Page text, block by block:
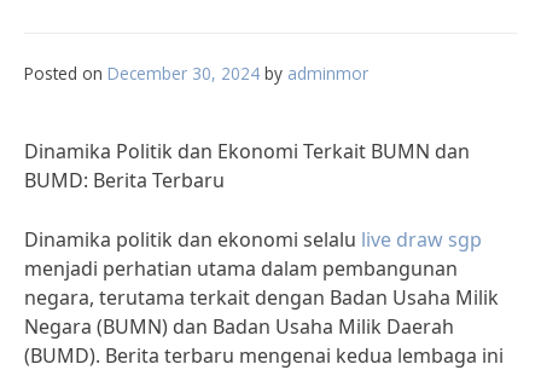
Posted on December 30, 2024 by adminmor
Dinamika Politik dan Ekonomi Terkait BUMN dan
BUMD: Berita Terbaru
Dinamika politik dan ekonomi selalu live draw sgp
menjadi perhatian utama dalam pembangunan
negara, terutama terkait dengan Badan Usaha Milik
Negara (BUMN) dan Badan Usaha Milik Daerah
(BUMD). Berita terbaru mengenai kedua lembaga ini